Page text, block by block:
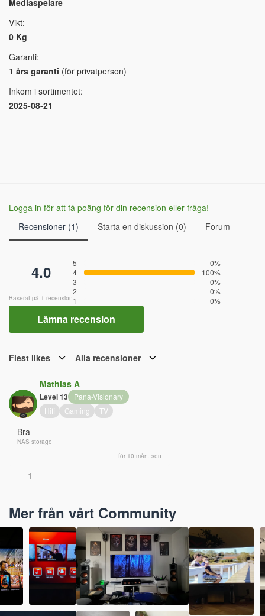
Vikt:
0 Kg
Garanti:
1 års garanti (för privatperson)
Inkom i sortimentet:
2025-08-21
Logga in för att få poäng för din recension eller fråga!
Recensioner (1)
Starta en diskussion (0) Forum
4.0
Baserat på 1 recension
5
0%
4
100%
3
0%
2
0%
1
0%
Lämna recension
Flest likes Alla recensioner
Mathias A
Level 13
Pana-Visionary
Hifi
Gaming TV
Bra
NAS storage
för 10 mån. sen
1
Mer från vårt Community